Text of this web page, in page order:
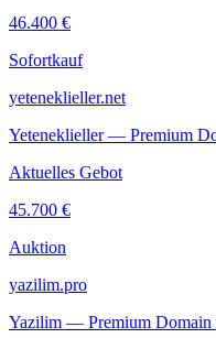
46.400 €
Sofortkauf
yeteneklieller.net
Yeteneklieller — Premium
Aktuelles Gebot
45.700 €
Auktion
yazilim.pro
Yazilim — Premium Domain